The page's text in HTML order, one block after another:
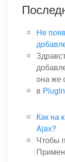
Не
она же
в
Как на
Ajax?
Чтобы